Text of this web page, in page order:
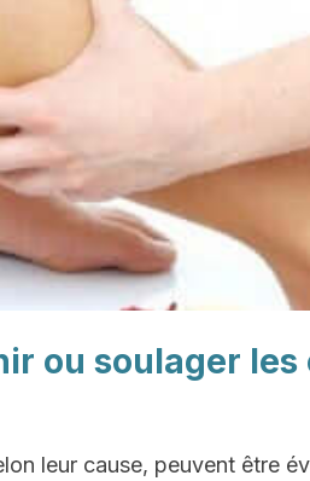
ou soulager
leur cause, peuvent être